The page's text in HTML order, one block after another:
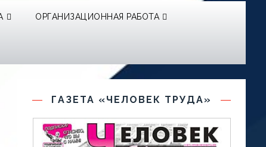
ОРГАНИЗАЦИОННАЯ РАБОТА
ГАЗЕТА «ЧЕЛОВЕК ТРУДА»